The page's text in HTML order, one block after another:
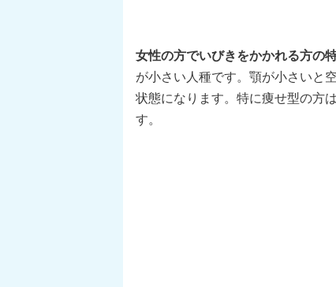
女性の方でいびきをかかれる方の
が小さい人種です。顎が小さいと
状態になります。特に痩せ型の方
す。